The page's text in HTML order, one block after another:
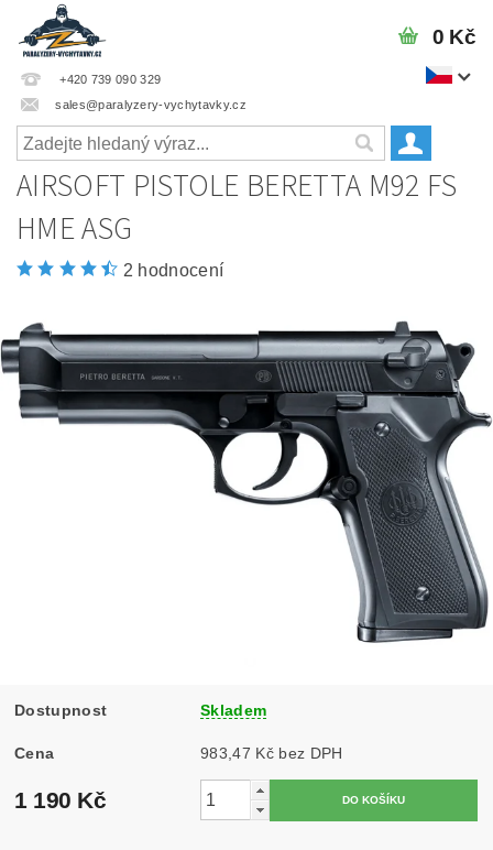
+420 739 090 329
sales@paralyzery-vychytavky.cz
0 Kč
AIRSOFT PISTOLE BERETTA M92 FS
HME ASG
2 hodnocení
Dostupnost Skladem
Cena 983,47 Kč bez DPH
1 190 Kč